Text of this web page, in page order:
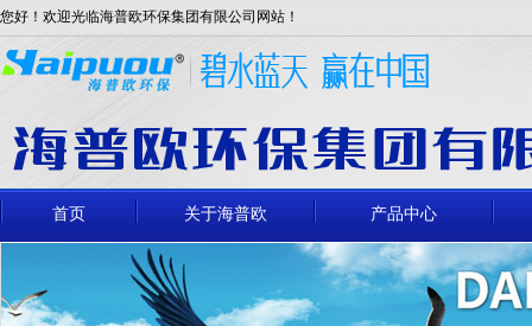
您好！欢迎光临海普欧环保集团有限公司网站！
首页 关于海普欧 产品中心